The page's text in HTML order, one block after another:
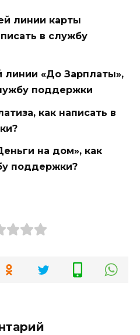
линии карты
в службу
линии «До Зарплаты»,
поддержки
как написать в
на дом», как
поддержки?